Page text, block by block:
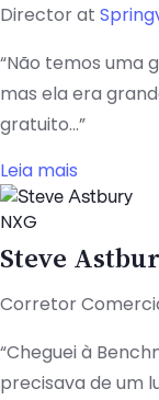
Director at
“Não temos uma
mas ela era
gratuito...”
Leia mais
NXG
Steve
Corretor
“Cheguei à
precisava de um